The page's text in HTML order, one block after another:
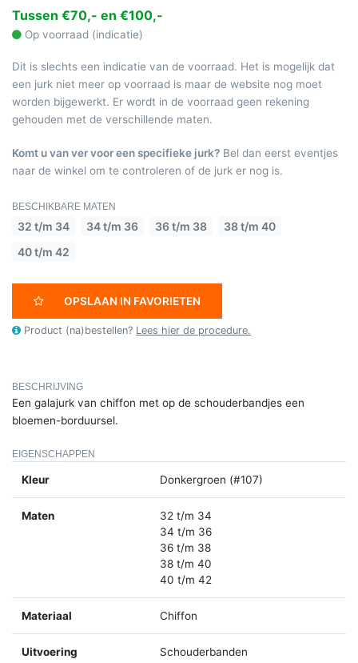
Tussen €70,- en €100,-
Op voorraad (indicatie)
Dit is slechts een indicatie van de voorraad. Het is mogelijk dat
een jurk niet meer op voorraad is maar de website nog moet
worden bijgewerkt. Er wordt in de voorraad geen rekening
gehouden met de verschillende maten.
Komt u van ver voor een specifieke jurk? Bel dan eerst eventjes
naar de winkel om te controleren of de jurk er nog is.
BESCHIKBARE MATEN
32 t/m 34 34 t/m 36 36 t/m 38
38 t/m 40
40 t/m 42
OPSLAAN IN FAVORIETEN
Product (na)bestellen? Lees hier de procedure.
BESCHRIJVING
Een galajurk van chiffon met op de schouderbandjes een
bloemen-borduursel.
EIGENSCHAPPEN
Kleur Donkergroen (#107)
Maten
32 t/m 34
34 t/m 36
36 t/m 38
38 t/m 40
40 t/m 42
Materiaal Chiffon
Uitvoering Schouderbanden